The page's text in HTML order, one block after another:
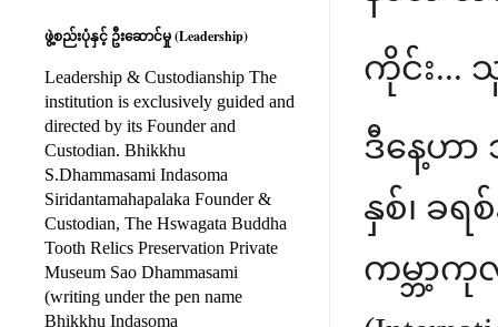
ကိုင်း...
ဒီနေ့ဟာ
နှစ်၊ ခရ
ကမ္ဘာ့ကု
ဖွဲ့စည်းပုံနှင့် ဦးဆောင်မှု (Leadership)
Leadership & Custodianship The
institution is exclusively guided and
directed by its Founder and
Custodian. Bhikkhu
S.Dhammasami Indasoma
Siridantamahapalaka Founder &
Custodian, The Hswagata Buddha
Tooth Relics Preservation Private
Museum Sao Dhammasami
(writing under the pen name
Bhikkhu Indasoma